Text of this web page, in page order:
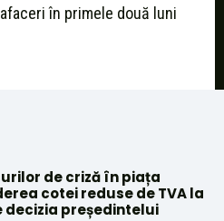
în primele două luni
de criză în piața
cotei reduse de TVA la
decizia președintelui